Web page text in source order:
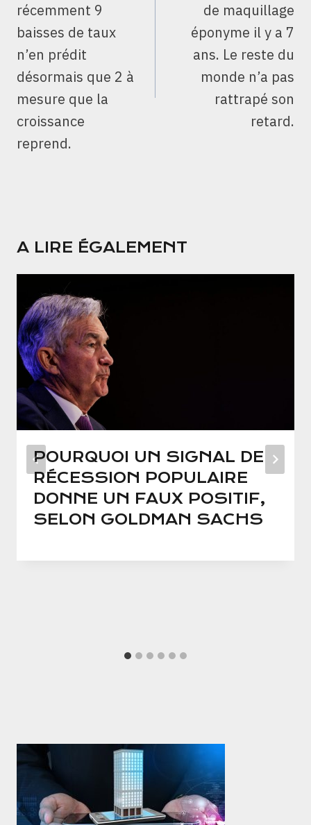
récemment 9
baisses de taux
n’en prédit
désormais que 2 à
mesure que la
croissance
reprend.
de maquillage
éponyme il y a 7
ans. Le reste du
monde n’a pas
rattrapé son
retard.
A LIRE ÉGALEMENT
POURQUOI UN SIGNAL DE
RÉCESSION POPULAIRE
DONNE UN FAUX POSITIF,
SELON GOLDMAN SACHS